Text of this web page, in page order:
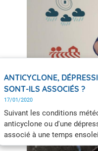
éléments importants sur
atmosphère.
ANTICYCLONE,
SONT-ILS ASSOCIÉS ?
17/01/2020
Suivant les conditions
anticyclone ou d'une
associé à une temps
perturbé. Mais qu'en est-il